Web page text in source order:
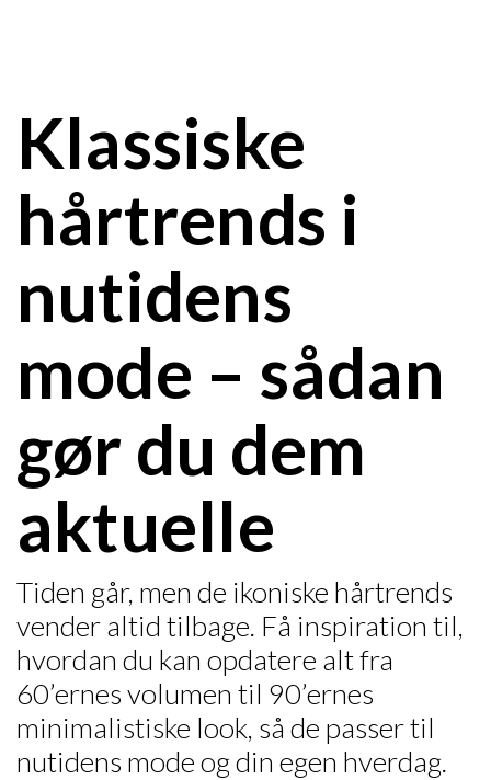
Klassiske
hårtrends i
nutidens
mode – sådan
gør du dem
aktuelle
Tiden går, men de ikoniske hårtrends
vender altid tilbage. Få inspiration til,
hvordan du kan opdatere alt fra
60’ernes volumen til 90’ernes
minimalistiske look, så de passer til
nutidens mode og din egen hverdag.